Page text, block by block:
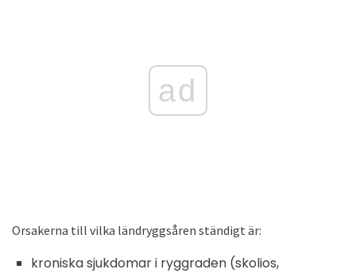
ad
Orsakerna till vilka ländryggsåren ständigt är:
kroniska sjukdomar i ryggraden (skolios,